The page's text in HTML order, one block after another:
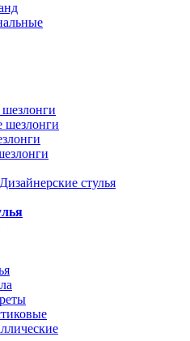
шезлонги
Дизайнерские стулья